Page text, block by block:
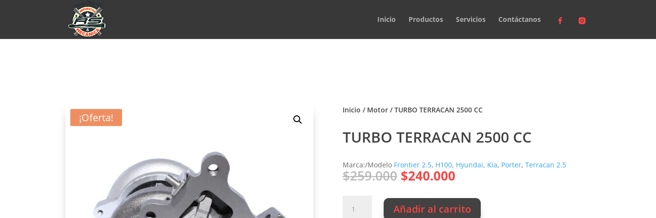
Inicio Productos Servicios Contáctanos
¡Oferta!
Inicio / Motor/ TURBO TERRACAN 2500 CC
TURBO TERRACAN 2500 CC
Marca:/Modelo Frontier 2.5, H100, Hyundai, Kia, Porter, Terracan 2.5
$259.000 El
precio
original
era:
$240.000El
actual
es:
TERRACAN
Añadir al carrito